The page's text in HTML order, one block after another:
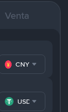
Venta
CNY
USDT